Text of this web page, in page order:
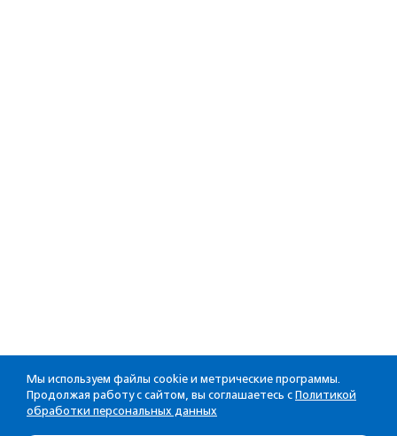
Мы используем файлы cookie и метрические программы.
Продолжая работу с сайтом, вы соглашаетесь с Политикой
обработки персональных данных